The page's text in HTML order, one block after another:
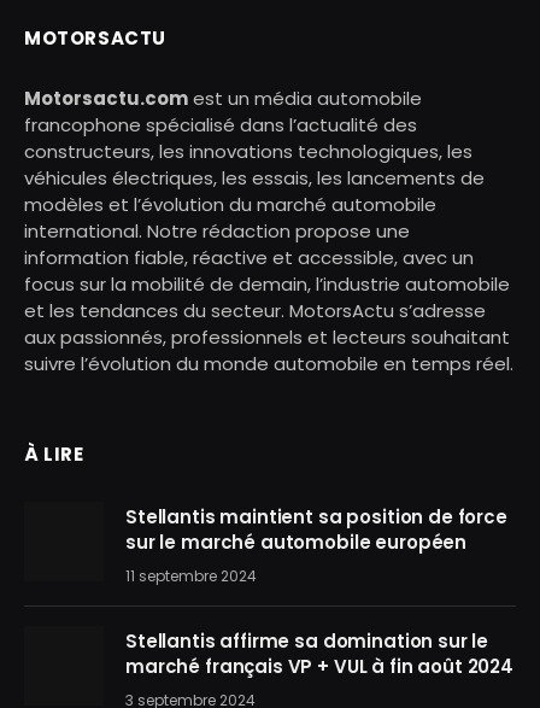
MOTORSACTU
Motorsactu.comest un média automobile
francophone spécialisé dans l’actualité des
constructeurs, les innovations technologiques, les
véhicules électriques, les essais, les lancements de
modèles et l’évolution du marché automobile
international. Notre rédaction propose une
information fiable, réactive et accessible, avec un
focus sur la mobilité de demain, l’industrie automobile
et les tendances du secteur. MotorsActu s’adresse
aux passionnés, professionnels et lecteurs souhaitant
suivre l’évolution du monde automobile en temps réel.
À LIRE
Stellantis maintient sa position de force
sur le marché automobile européen
11 septembre 2024
Stellantis affirme sa domination sur le
marché français VP + VUL à fin août 2024
3 septembre 2024